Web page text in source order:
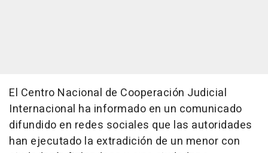
El Centro Nacional de Cooperación Judicial
Internacional ha informado en un comunicado
difundido en redes sociales que las autoridades
han ejecutado la extradición de un menor con